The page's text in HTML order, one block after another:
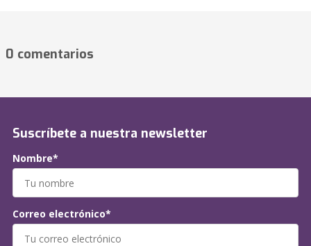
0 comentarios
Suscríbete a nuestra newsletter
Nombre*
Correo electrónico*